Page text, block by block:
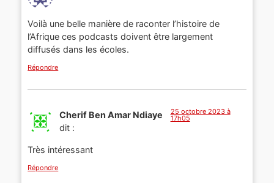
Voilà une belle manière de raconter l’histoire de
l’Afrique ces podcasts doivent être largement
diffusés dans les écoles.
Répondre
Cherif Ben Amar Ndiaye
dit :
25 octobre 2023 à
17h05
Très intéressant
Répondre